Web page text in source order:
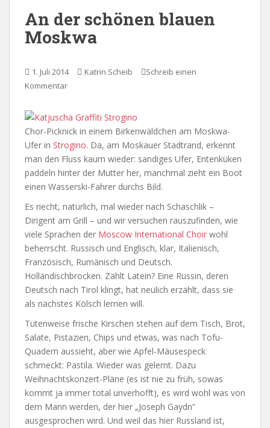
An der schönen blauen
Moskwa
1. Juli 2014 Katrin Scheib
Schreib einen
Kommentar
Chor-Picknick in einem Birkenwäldchen am Moskwa-
Ufer in Strogino. Da, am Moskauer Stadtrand, erkennt
man den Fluss kaum wieder: sandiges Ufer, Entenküken
paddeln hinter der Mutter her, manchmal zieht ein Boot
einen Wasserski-Fahrer durchs Bild.
Es riecht, natürlich, mal wieder nach Schaschlik –
Dirigent am Grill – und wir versuchen rauszufinden, wie
viele Sprachen der Moscow International Choir wohl
beherrscht. Russisch und Englisch, klar, Italienisch,
Französisch, Rumänisch und Deutsch.
Holländischbrocken. Zählt Latein? Eine Russin, deren
Deutsch nach Tirol klingt, hat neulich erzählt, dass sie
als nächstes Kölsch lernen will.
Tütenweise frische Kirschen stehen auf dem Tisch, Brot,
Salate, Pistazien, Chips und etwas, was nach Tofu-
Quadern aussieht, aber wie Apfel-Mäusespeck
schmeckt: Pastila. Wieder was gelernt. Dazu
Weihnachtskonzert-Pläne (es ist nie zu früh, sowas
kommt ja immer total unverhofft), es wird wohl was von
dem Mann werden, der hier „Joseph Gaydn“
ausgesprochen wird. Und weil das hier Russland ist,